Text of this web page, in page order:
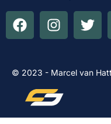
© 2023 - Marcel van